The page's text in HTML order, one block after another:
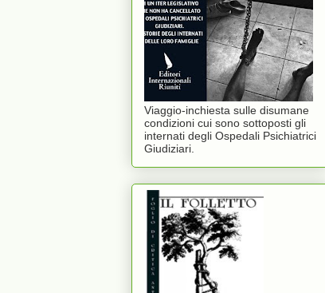
Viaggio-inchiesta sulle disumane
condizioni cui sono sottoposti gli
internati degli Ospedali Psichiatrici
Giudiziari.